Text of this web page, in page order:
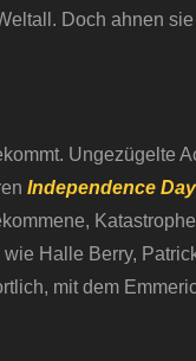
Doch ahnen
Ungezügelte
Independence Day
Halle Berry,
mit dem